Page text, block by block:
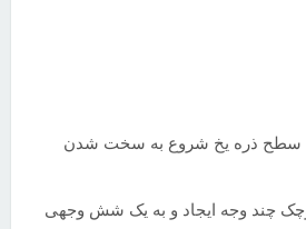
سطح ذره یخ شروع به سخت شدن
چند وجه ایجاد و به یک شش وجهی